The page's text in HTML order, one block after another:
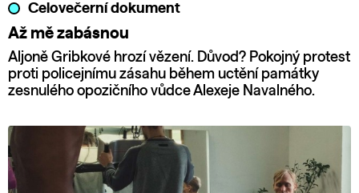
Celovečerní dokument
Až mě zabásnou
Aljoně Gribkové hrozí vězení. Důvod? Pokojný protest
proti policejnímu zásahu během uctění památky
zesnulého opozičního vůdce Alexeje Navalného.